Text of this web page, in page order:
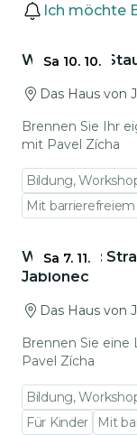
Ich möchte
Workshop:
Das Haus von
Brennen Sie Ihr
mit Pavel Zícha
Bildung,
Mit
Sa 10. 10.
Workshop:
Jablonec
Das Haus von
Brennen Sie
Pavel Zícha
Bildung,
Für Kinder
Mit
Sa 7. 11.